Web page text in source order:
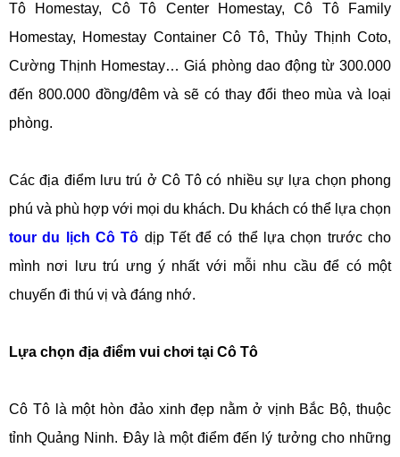
Tô Homestay, Cô Tô Center Homestay, Cô Tô Family
Homestay, Homestay Container Cô Tô, Thủy Thịnh Coto,
Cường Thịnh Homestay… Giá phòng dao động từ 300.000
đến 800.000 đồng/đêm và sẽ có thay đổi theo mùa và loại
phòng.
Các địa điểm lưu trú ở Cô Tô có nhiều sự lựa chọn phong
phú và phù hợp với mọi du khách. Du khách có thể lựa chọn
tour du lịch Cô Tô dịp Tết để có thể lựa chọn trước cho
mình nơi lưu trú ưng ý nhất với mỗi nhu cầu để có một
chuyến đi thú vị và đáng nhớ.
Lựa chọn địa điểm vui chơi tại Cô Tô
Cô Tô là một hòn đảo xinh đẹp nằm ở vịnh Bắc Bộ, thuộc
tỉnh Quảng Ninh. Đây là một điểm đến lý tưởng cho những